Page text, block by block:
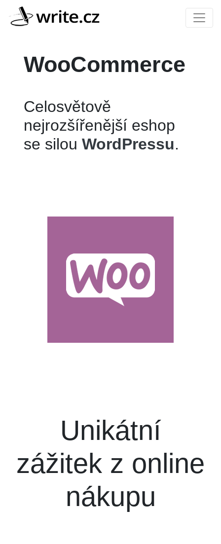
WooCommerce
Celosvětově
nejrozšířenější eshop
se silou WordPressu.
Unikátní
zážitek z online
nákupu